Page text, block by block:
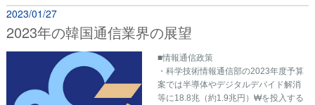
2023/01/27
2023年の韓国通信業界の展望
■情報通信政策
・科学技術情報通信部の2023年度予算
案では半導体やデジタルデバイド解消
等に18.8兆（約1.9兆円）₩を投入する